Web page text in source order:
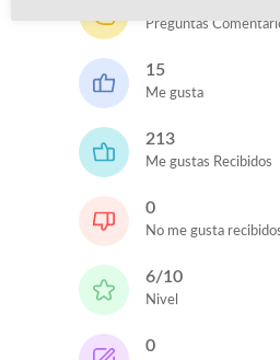
Preguntas
15
Me gusta
213
Me gustas Recibidos
0
No me gusta
6/10
Nivel
0